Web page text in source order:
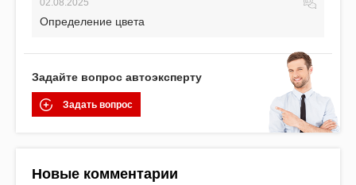
02.08.2025
Определение цвета
Задайте вопрос автоэксперту
Задать вопрос
Новые комментарии